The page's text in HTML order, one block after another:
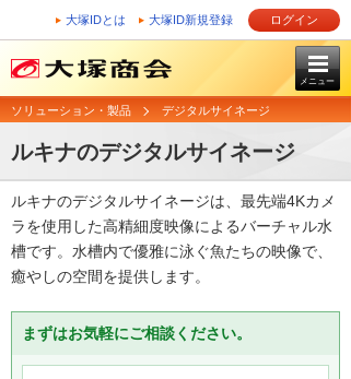
大塚IDとは 大塚ID新規登録 ログイン
メニュー
ソリューション・製品 デジタルサイネージ
ルキナのデジタルサイネージ
ルキナのデジタルサイネージは、最先端4Kカメ
ラを使用した高精細度映像によるバーチャル水
槽です。水槽内で優雅に泳ぐ魚たちの映像で、
癒やしの空間を提供します。
まずはお気軽にご相談ください。